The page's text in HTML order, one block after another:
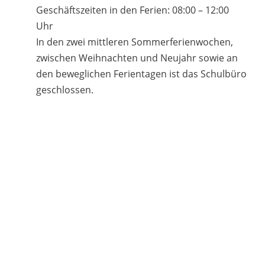
Geschäftszeiten in den Ferien: 08:00 – 12:00
Uhr
In den zwei mittleren Sommerferienwochen,
zwischen Weihnachten und Neujahr sowie an
den beweglichen Ferientagen ist das Schulbüro
geschlossen.